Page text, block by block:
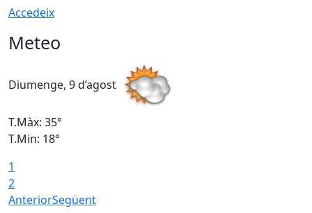
Accedeix
Meteo
Diumenge, 9 d’agost
T.Màx: 35°
T.Min: 18°
1
2
AnteriorSegüent